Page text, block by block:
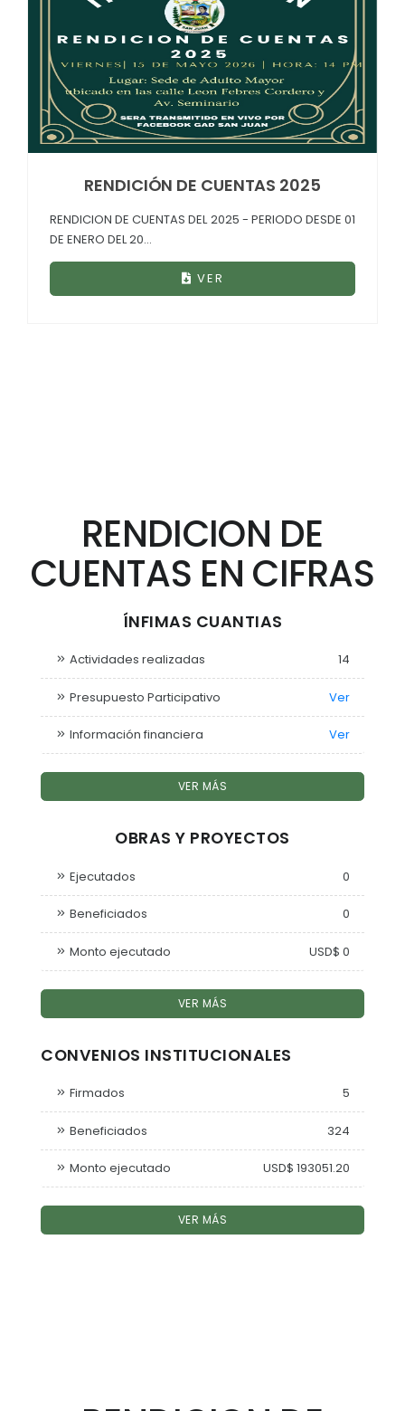
RENDICIÓN DE CUENTAS 2025
RENDICION DE CUENTAS DEL 2025 - PERIODO DESDE 01
DE ENERO DEL 20...
VER
RENDICION DE
CUENTAS EN CIFRAS
ÍNFIMAS CUANTIAS
Actividades realizadas 14
Presupuesto Participativo Ver
Información financiera Ver
VER MÁS
OBRAS Y PROYECTOS
Ejecutados 0
Beneficiados 0
Monto ejecutado USD$ 0
VER MÁS
CONVENIOS INSTITUCIONALES
Firmados 5
Beneficiados 324
Monto ejecutado USD$ 193051.20
VER MÁS